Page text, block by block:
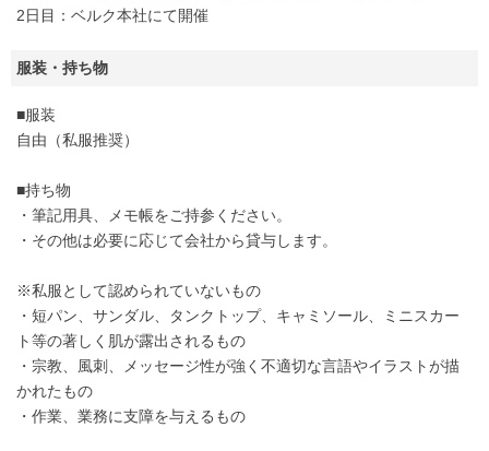
2日目：ベルク本社にて開催
服装・持ち物
■服装
自由（私服推奨）
■持ち物
・筆記用具、メモ帳をご持参ください。
・その他は必要に応じて会社から貸与します。
※私服として認められていないもの
・短パン、サンダル、タンクトップ、キャミソール、ミニスカー
ト等の著しく肌が露出されるもの
・宗教、風刺、メッセージ性が強く不適切な言語やイラストが描
かれたもの
・作業、業務に支障を与えるもの